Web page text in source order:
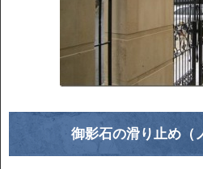
御影石の滑り止め（